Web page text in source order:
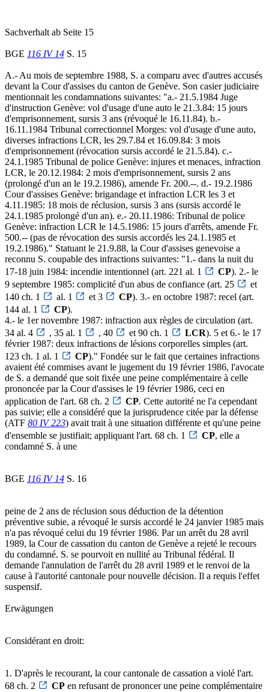
Sachverhalt ab Seite 15
BGE 116 IV 14 S. 15
A.- Au mois de septembre 1988, S. a comparu avec d'autres accusés
devant la Cour d'assises du canton de Genève. Son casier judiciaire
mentionnait les condamnations suivantes: "a.- 21.5.1984 Juge
d'instruction Genève: vol d'usage d'une auto le 21.3.84: 15 jours
d'emprisonnement, sursis 3 ans (révoqué le 16.11.84). b.-
16.11.1984 Tribunal correctionnel Morges: vol d'usage d'une auto,
diverses infractions LCR, les 29.7.84 et 16.09.84: 3 mois
d'emprisonnement (révocation sursis accordé le 21.5.84). c.-
24.1.1985 Tribunal de police Genève: injures et menaces, infraction
LCR, le 20.12.1984: 2 mois d'emprisonnement, sursis 2 ans
(prolongé d'un an le 19.2.1986), amende Fr. 200.--. d.- 19.2.1986
Cour d'assises Genève: brigandage et infraction LCR les 3 et
4.11.1985: 18 mois de réclusion, sursis 3 ans (sursis accordé le
24.1.1985 prolongé d'un an). e.- 20.11.1986: Tribunal de police
Genève: infraction LCR le 14.5.1986: 15 jours d'arrêts, amende Fr.
500.-- (pas de révocation des sursis accordés les 24.1.1985 et
19.2.1986)." Statuant le 21.9.88, la Cour d'assises genevoise a
reconnu S. coupable des infractions suivantes: "1.- dans la nuit du
17-18 juin 1984: incendie intentionnel (art. 221 al. 1
CP). 2.- le
9 septembre 1985: complicité d'un abus de confiance (art. 25
et
140 ch. 1
al. 1 et 3 CP). 3.- en octobre 1987: recel (art.
144 al. 1
CP).
4.- le 1er novembre 1987: infraction aux règles de circulation (art.
34 al. 4
, 35 al. 1 , 40 et 90 ch. 1 LCR). 5 et 6.- le 17
février 1987: deux infractions de lésions corporelles simples (art.
123 ch. 1 al. 1
CP)." Fondée sur le fait que certaines infractions
avaient été commises avant le jugement du 19 février 1986, l'avocate
de S. a demandé que soit fixée une peine complémentaire à celle
prononcée par la Cour d'assises le 19 février 1986, ceci en
application de l'art. 68 ch. 2
CP. Cette autorité ne l'a cependant
pas suivie; elle a considéré que la jurisprudence citée par la défense
(ATF 80 IV 223) avait trait à une situation différente et qu'une peine
d'ensemble se justifiait; appliquant l'art. 68 ch. 1
CP, elle a
condamné S. à une
BGE 116 IV 14 S. 16
peine de 2 ans de réclusion sous déduction de la détention
préventive subie, a révoqué le sursis accordé le 24 janvier 1985 mais
n'a pas révoqué celui du 19 février 1986. Par un arrêt du 28 avril
1989, la Cour de cassation du canton de Genève a rejeté le recours
du condamné. S. se pourvoit en nullité au Tribunal fédéral. Il
demande l'annulation de l'arrêt du 28 avril 1989 et le renvoi de la
cause à l'autorité cantonale pour nouvelle décision. Il a requis l'effet
suspensif.
Erwägungen
Considérant en droit:
1. D'après le recourant, la cour cantonale de cassation a violé l'art.
68 ch. 2
CP en refusant de prononcer une peine complémentaire